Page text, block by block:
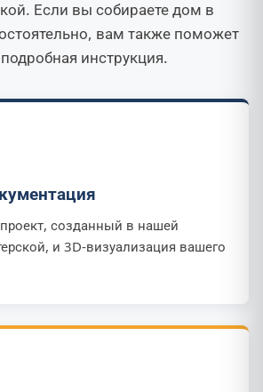
Если вы собираете дом в
вам также поможет
инструкция.
созданный в нашей
и 3D-визуализация вашего